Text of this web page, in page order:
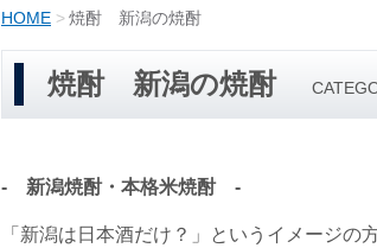
HOME 焼酎 新潟の焼酎
焼酎 新潟の焼酎
‐ 新潟焼酎・本格米焼酎 ‐
「新潟は日本酒だけ？」というイメージ